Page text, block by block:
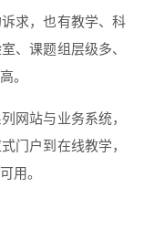
求，也有教学、科
、课题组层级多、
。
网站与业务系统，
门户到在线教学，
用。